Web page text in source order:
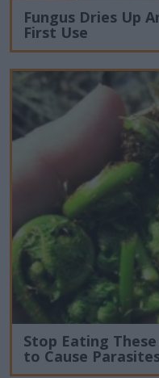
Fungus Dries Up
First Use
Stop Eating
to Cause